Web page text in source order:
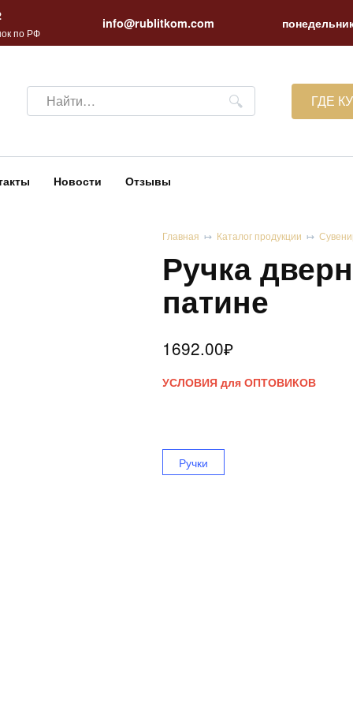
по РФ
info@rublitkom.com
Search
for:
ГДЕ
Новости Отзывы
Главная Каталог продукции
Ручка
патине
1692.00₽
УСЛОВИЯ для ОПТОВИКОВ
Ручки